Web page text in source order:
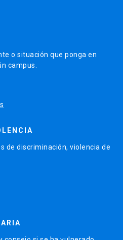
o situación que ponga en
campus.
de discriminación, violencia de